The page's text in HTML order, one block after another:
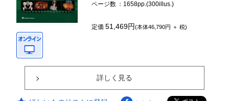
ページ数 ：1658pp.(300illus.)
定価51,469円(本体46,790円 ＋ 税)
詳しく見る